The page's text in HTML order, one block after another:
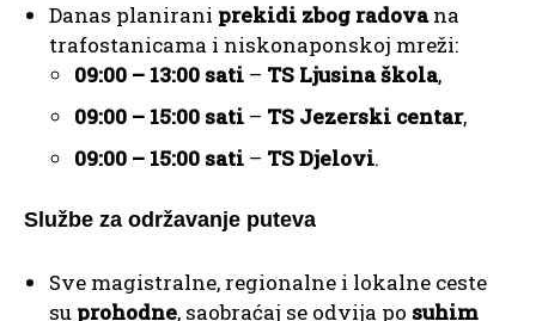
Danas planirani prekidi zbog radovana
trafostanicama i niskonaponskoj mreži:
09:00 – 13:00 sati – TS Ljusina škola,
09:00 – 15:00 sati – TS Jezerski centar,
09:00 – 15:00 sati – TS Djelovi.
Službe za održavanje puteva
Sve magistralne, regionalne i lokalne ceste
su prohodne, saobraćaj se odvija po suhim